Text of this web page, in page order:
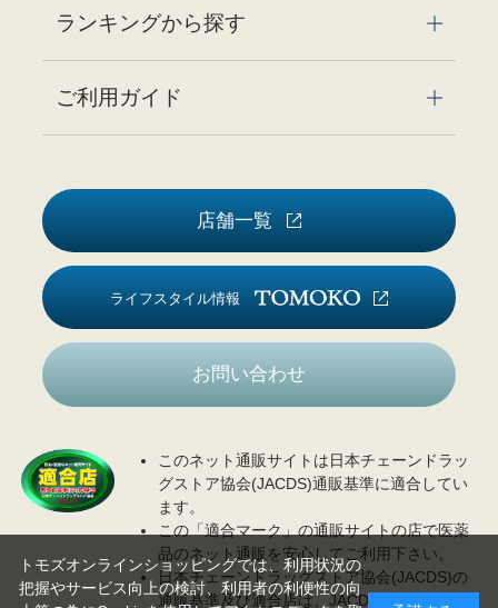
ランキングから探す
ご利用ガイド
店舗一覧
ライフスタイル情報
お問い合わせ
このネット通販サイトは日本チェーンドラッ
グストア協会(JACDS)通販基準に適合してい
ます。
この「適合マーク」の通販サイトの店で医薬
品のネット通販を安心してご利用下さい。
日本チェーンドラッグストア協会(JACDS)の
通販基準及び適合店は、JACDS
ホームページ
トモズオンラインショッピングでは、利用状況の
把握やサービス向上の検討、利用者の利便性の向